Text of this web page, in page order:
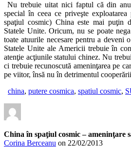
Nu trebuie uitat nici faptul că din
special în ceea ce priveşte exploatarea
spaţiul cosmic) China este mai puţin
Statele Unite. Oricum, nu se poate
toate atuurile necesare pentru a deveni
Statele Unite ale Americii trebuie în
atenţie acţiunile statului chinez. Nu
ci trebuie recunoscută ameninţarea pe
pe viitor, însă nu în detrimentul
china, putere cosmica, spatiul cosmic,
China în spaţiul cosmic – ameninţare
Corina Berceanu on 22/02/2013